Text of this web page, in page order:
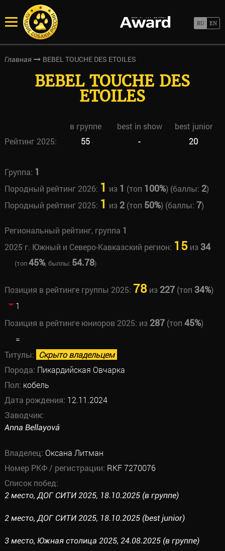
Главная BEBEL TOUCHE DES ETOILES
BEBEL TOUCHE DES
ETOILES
в группе best in show
best junior
Рейтинг 2025:
55 - 20
Группа: 1
Породный рейтинг 2026: 1 из 1 (топ 100%) (баллы: 2)
Породный рейтинг 2025: 1 из 2(топ 50%) (баллы: 7)
Региональный рейтинг, группа 1
2025 г. Южный и Северо-Кавказский регион: 15из 34
(топ45%, быллы: 54.78)
Позиция в рейтинге группы 2025: 78из 227(топ 34%)
1
Позиция в рейтинге юниоров 2025: из 287(топ 45%)
=
Титулы: Скрыто владельцем
Порода: Пикардийская Овчарка
Пол: кобель
Дата рождения: 12.11.2024
Заводчик:
Anna Bellayová
Владелец: Оксана Литман
Номер РКФ / регистрации: RKF 7270076
Список побед:
2 место, ДОГ СИТИ 2025, 18.10.2025 (в группе)
2 место, ДОГ СИТИ 2025, 18.10.2025 (best junior)
3 место, Южная столица 2025, 24.08.2025 (в группе)